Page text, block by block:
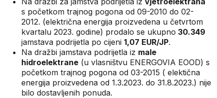
s početkom trajnog pogona od 09-2010 do 02-
2012. (električna energija proizvedena u četvrtom
kvartalu 2023. godine) prodalo se ukupno 30.349
jamstava podrijetla po cijeni 1,07 EUR/JP.
Na dražbi jamstava podrijetla iz male
hidroelektrane (u vlasništvu ENERGOVIA EOOD) s
početkom trajnog pogona od 03-2015 ( elektična
energija proizvedena od 1.3.2023. do 31.8.2023.) nije
bilo dostavljenih ponuda.